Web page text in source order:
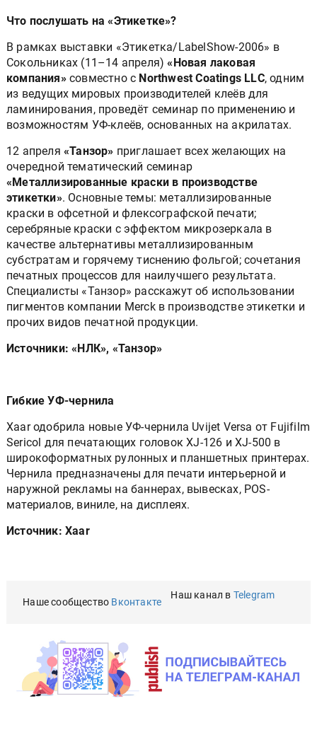
Что послушать на «Этикетке»?
В рамках выставки «Этикетка/LabelShow-2006» в
Сокольниках (11–14 апреля)«Новая лаковая
компания»совместно с Northwest Coatings LLC, одним
из ведущих мировых производителей клеёв для
ламинирования, проведёт семинар по применению и
возможностям УФ-клеёв, основанных на акрилатах.
12 апреля «Танзор» приглашает всех желающих на
очередной тематический семинар
«Металлизированные краски в производстве
этикетки». Основные темы: металлизированные
краски в офсетной и флексографской печати;
серебряные краски с эффектом микрозеркала в
качестве альтернативы металлизированным
субстратам и горячему тиснению фольгой; сочетания
печатных процессов для наилучшего результата.
Специалисты «Танзор» расскажут об использовании
пигментов компании Merck в производстве этикетки и
прочих видов печатной продукции.
Источники: «НЛК», «Танзор»
Гибкие УФ-чернила
Xaar одобрила новые УФ-чернила Uvijet Versa от Fujifilm
Sericol для печатающих головок XJ-126 и XJ-500 в
широкоформатных рулонных и планшетных принтерах.
Чернила предназначены для печати интерьерной и
наружной рекламы на баннерах, вывесках, POS-
материалов, виниле, на дисплеях.
Источник: Xaar
Наше сообщество Вконтакте
Наш канал в Telegram